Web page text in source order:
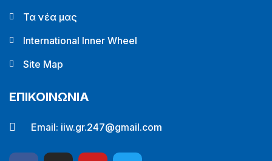
Τα νέα μας
International Inner Wheel
Site Map
ΕΠΙΚΟΙΝΩΝΙΑ
Email: iiw.gr.247@gmail.com